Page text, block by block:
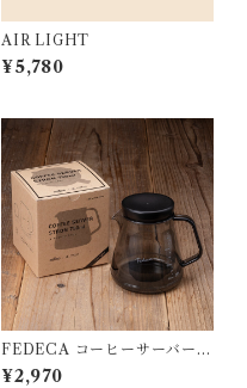
AIR LIGHT
¥5,780
FEDECA コーヒーサーバー S
TRON 大
¥2,970